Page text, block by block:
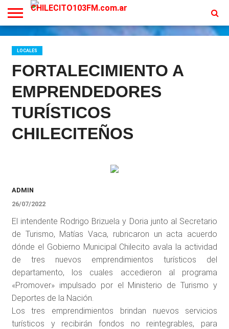
INICIO
EN
VIVO
PROGRAMACION
CONTACTO
LOCALES
FORTALECIMIENTO A
EMPRENDEDORES
TURÍSTICOS
CHILECITEÑOS
ADMIN
26/07/2022
El intendente Rodrigo Brizuela y Doria junto al Secretario
de Turismo, Matías Vaca, rubricaron un acta acuerdo
dónde el Gobierno Municipal Chilecito avala la actividad
de tres nuevos emprendimientos turísticos del
departamento, los cuales accedieron al programa
«Promover» impulsado por el Ministerio de Turismo y
Deportes de la Nación.
Los tres emprendimientos brindan nuevos servicios
turísticos y recibirán fondos no reintegrables, para